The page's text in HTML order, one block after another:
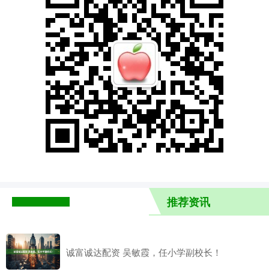
推荐资讯
诚富诚达配资 吴敏霞，任小学副校长！